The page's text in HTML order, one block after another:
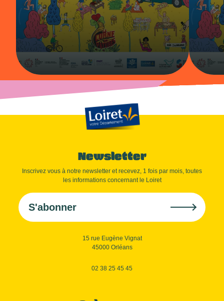
Newsletter
Inscrivez vous à notre newsletter et recevez, 1 fois par mois, toutes
les informations concernant le Loiret
S'abonner
15 rue Eugène Vignat
45000 Orléans
02 38 25 45 45